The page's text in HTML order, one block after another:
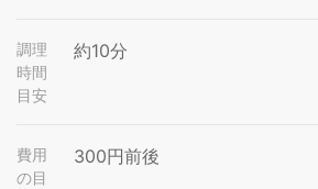
調理
時間
目安
約10分
費用
の目
300円前後